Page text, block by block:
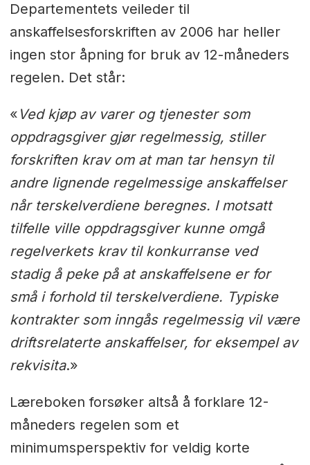
Departementets veileder til
anskaffelsesforskriften av 2006 har heller
ingen stor åpning for bruk av 12-måneders
regelen. Det står:
« Ved kjøp av varer og tjenester som
oppdragsgiver gjør regelmessig, stiller
forskriften krav om at man tar hensyn til
andre lignende regelmessige anskaffelser
når terskelverdi­ene beregnes. I motsatt
tilfelle ville oppdragsgiver kunne omgå
regelverkets krav til kon­kurranse ved
stadig å peke på at anskaffelsene er for
små i forhold til terskelverdiene. Typiske
kontrakter som inngås regelmessig vil være
driftsrelaterte anskaffelser, for eksempel av
rekvisita.»
Læreboken forsøker altså å forklare 12-
måneders regelen som et
minimumsperspektiv for veldig korte